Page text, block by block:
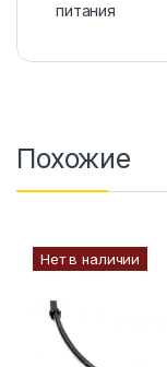
питания
Похожие
Нет в наличии